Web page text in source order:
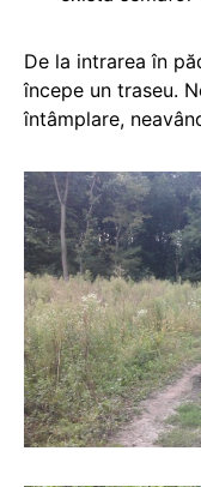
De la intrarea în
începe un traseu.
întâmplare,